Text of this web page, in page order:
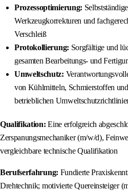
Prozessoptimierung:
Werkzeugkorrekturen und
Verschleiß
Protokollierung: Sorgfältige und
gesamten Bearbeitungs- und
Umweltschutz:
von Kühlmitteln, Schmierstoffen
betrieblichen
Qualifikation: Eine erfolgreich
Zerspanungsmechaniker (m/w/d),
vergleichbare technische Qualifikation
Berufserfahrung: Fundierte
Drehtechnik; motivierte Quereinsteiger